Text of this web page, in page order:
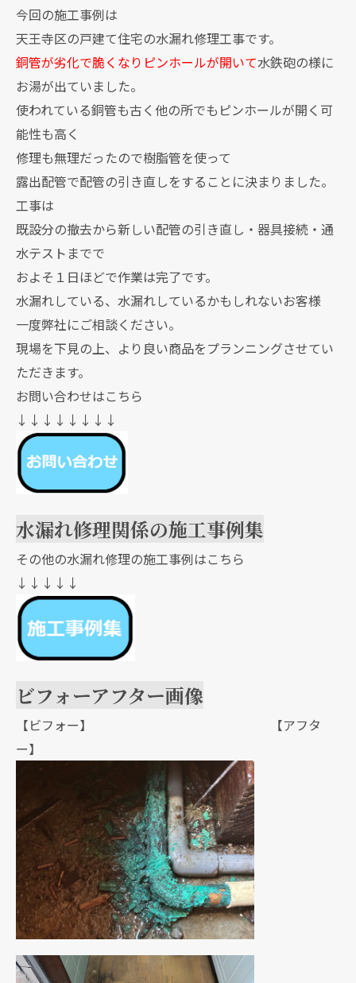
今回の施工事例は
天王寺区の戸建て住宅の水漏れ修理工事です。
銅管が劣化で脆くなりピンホールが開いて水鉄砲の様に
お湯が出ていました。
使われている銅管も古く他の所でもピンホールが開く可
能性も高く
修理も無理だったので樹脂管を使って
露出配管で配管の引き直しをすることに決まりました。
工事は
既設分の撤去から新しい配管の引き直し・器具接続・通
水テストまでで
およそ１日ほどで作業は完了です。
水漏れしている、水漏れしているかもしれないお客様
一度弊社にご相談ください。
現場を下見の上、より良い商品をプランニングさせてい
ただきます。
お問い合わせはこちら
↓↓↓↓↓↓↓↓
水漏れ修理関係の施工事例集
その他の水漏れ修理の施工事例はこちら
↓↓↓↓↓
ビフォーアフター画像
【ビフォー】 【アフタ
ー】